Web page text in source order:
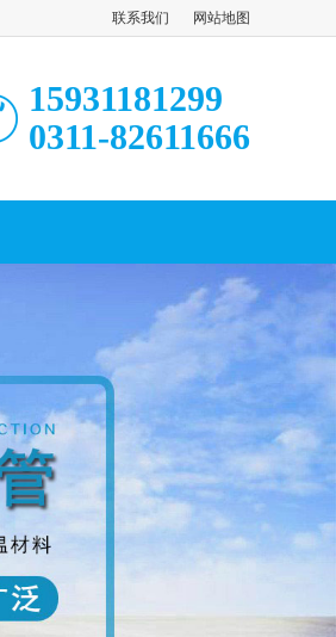
联系我们 网站地图
15931181299
0311-82611666